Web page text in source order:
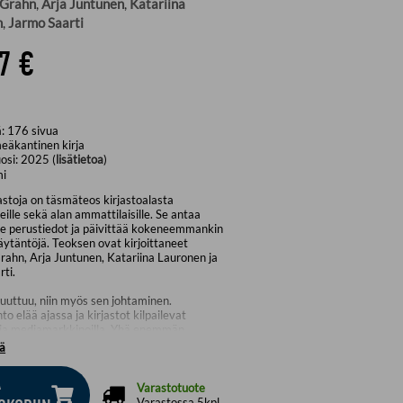
,Arja Juntunen, Katariina
,Jarmo Saarti
€
176 sivua
kirja
2025 (lisätietoa)
on täsmäteos kirjastoalasta
sekä alan ammattilaisille. Se antaa
perustiedot ja päivittää kokeneemmankin
Teoksen ovat kirjoittaneet
Arja Juntunen, Katariina Lauronen ja
niin myös sen johtaminen.
elää ajassa ja kirjastot kilpailevat
ammattijohtajuutta, ja samalla
on tuotu yritysmaailman toimintamalleja.
julkaisukulttuuri, kirjastojen kasvava
toiminta vaativat uusia
Varastotuote